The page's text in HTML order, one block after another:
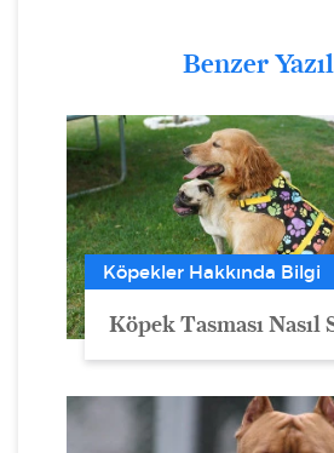
Benzer
Köpekler Hakkında Bilgi
Köpek Tasması Nasıl